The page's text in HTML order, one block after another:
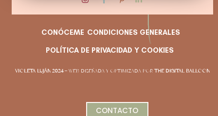
CONÓCEME CONDICIONES GENERALES
POLÍTICA DE PRIVACIDAD Y COOKIES
VIOLETA LUJÁN 2024– WEB DISEÑADA Y OPTIMIZADA POR THE DIGITAL BALLOON
CONTACTO